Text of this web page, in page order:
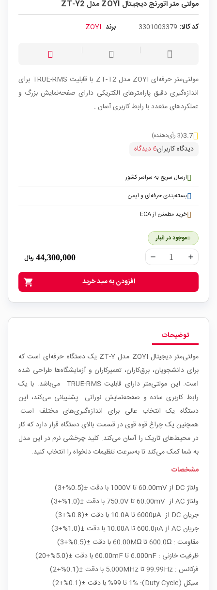
مولتی متر اتورنج دیجیتال ZOYI مدل ZT-Y2
کد کالا: 3301003379 برند ZOYI
مولتی‌متر حرفه‌ای ZOYI مدل ZT-T2 با قابلیت TRUE-RMS برای
اندازه‌گیری دقیق پارامترهای الکتریکی دارای صفحه‌نمایش بزرگ و
عملکردهای متعدد با رابط کاربری آسان .
3.7(3 رأی‌دهنده)
دیدگاه کاربران6 دیدگاه
ارسال سریع به سراسر کشور
بسته‌بندی حرفه‌ای و ایمن
خرید مطمئن از ECA
موجود در انبار
remove add
44,300,000 ریال
shopping_cart افزودن به سبد خرید
توضیحات
مولتی‌متر دیجیتال ZOYI مدل ZT-Y یک دستگاه حرفه‌ای است که
برای دانشجویان، برق‌کاران، تعمیرکاران و آزمایشگاه‌ها طراحی شده
است. این مولتی‌متر دارای قابلیت TRUE-RMS می‌باشد. با یک
رابط کاربری ساده و صفحه‌نمایش نورانی پشتیبانی می‌کند، این
دستگاه یک انتخاب عالی برای اندازه‌گیری‌های مختلف است.
همچنین یک چراغ قوه قوی در قسمت بالای دستگاه قرار دارد که کار
در محیط‌های تاریک را آسان می‌کند. کلید چرخشی نرم در این مدل
به شما کمک می‌کند تا به‌سرعت تنظیمات دلخواه را انتخاب کنید.
مشخصات
ولتاژ DC از 60.00mV تا 1000V با دقت ±(0.5%+3)
ولتاژ AC از 60.00mV تا 750.0V با دقت ±(1.0%+3)
جریان DC از 6000µA تا 10.0A با دقت ±(0.8%+3)
جریان AC از 600.0µA تا 10.00A با دقت ±(1.0%+3)
مقاومت : 600.0Ω تا 60.00MΩ با دقت ±(0.5%+3)
ظرفیت خازنی : 6.000nF تا 60.00mF با دقت ±(5.0%+20)
فرکانس : 99.99Hz تا 5.000MHz با دقت ±(0.1%+2)
سیکل (Duty Cycle): 1% تا 99% با دقت ±(0.1%+2)